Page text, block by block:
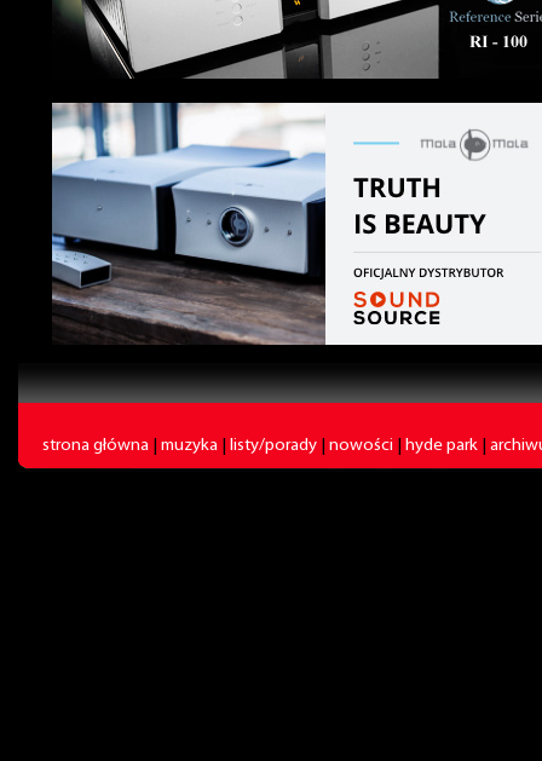
strona główna muzyka listy/porady nowości hyde park